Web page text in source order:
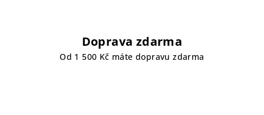
Doprava zdarma
Od 1 500 Kč máte dopravu zdarma